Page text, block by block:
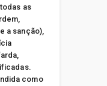
as
a sanção),
como
de